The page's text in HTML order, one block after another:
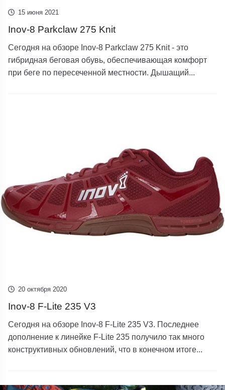
15 июня 2021
Inov-8 Parkclaw 275 Knit
Сегодня на обзоре Inov-8 Parkclaw 275 Knit - это
гибридная беговая обувь, обеспечивающая комфорт
при беге по пересеченной местности. Дышащий...
20 октября 2020
Inov-8 F-Lite 235 V3
Сегодня на обзоре Inov-8 F-Lite 235 V3. Последнее
дополнение к линейке F-Lite 235 получило так много
конструктивных обновлений, что в конечном итоге...